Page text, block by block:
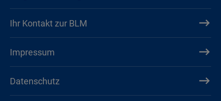
Ihr Kontakt zur BLM
Impressum
Datenschutz